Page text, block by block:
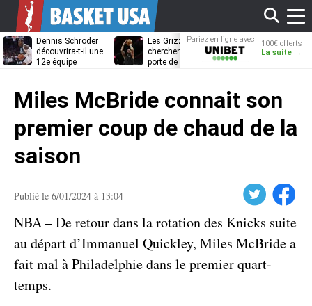
Dennis Schröder
découvrira-t-il une
12e équipe
Les Grizzlies
cherchent déjà une
porte de sortie
Dwane Casey
bientôt coach
Pariez en ligne avec
Unibet
100€ offerts
La suite →
Miles McBride connait son
premier coup de chaud de la
saison
Publié le 6/01/2024 à 13:04 Facebook
NBA – De retour dans la rotation des Knicks suite
au départ d’Immanuel Quickley, Miles McBride a
fait mal à Philadelphie dans le premier quart-
temps.